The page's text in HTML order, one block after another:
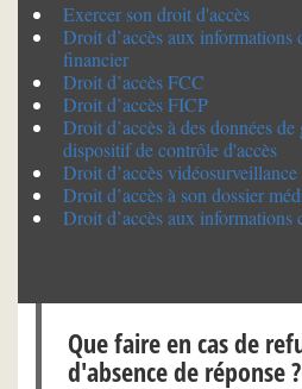
Exercer son droit d'accès
Droit d’accès aux informations
financier
Droit d’accès FCC
Droit d’accès FICP
Droit d’accès à des données
dispositif de contrôle d'accès
Droit d’accès vidéosurveillance
Droit d’accès à son dossier
Droit d’accès aux informations
Que faire en cas de
d'absence de réponse ?